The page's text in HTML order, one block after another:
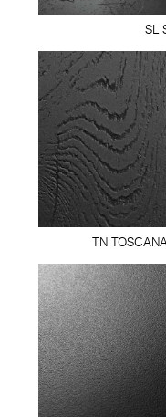
SL
TN